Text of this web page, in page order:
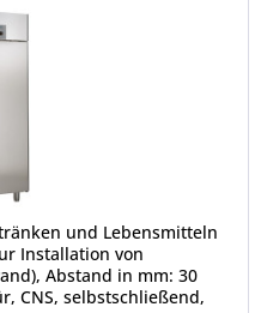
und Lebensmitteln
Installation von
Abstand in mm: 30
CNS, selbstschließend,